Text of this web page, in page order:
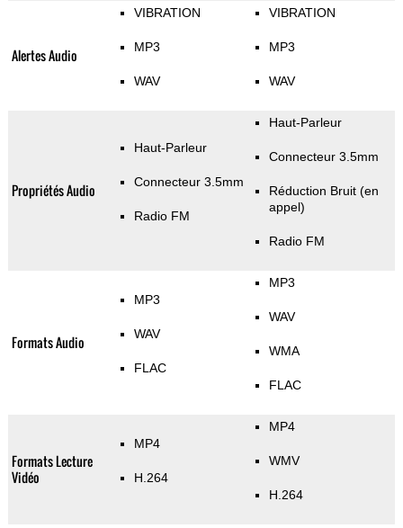
Alertes Audio
VIBRATION
MP3
WAV
VIBRATION
MP3
WAV
Propriétés Audio
Haut-Parleur
Connecteur 3.5mm
Radio FM
Haut-Parleur
Connecteur 3.5mm
Réduction Bruit (en
appel)
Radio FM
Formats Audio
MP3
WAV
FLAC
MP3
WAV
WMA
FLAC
Formats Lecture
Vidéo
MP4
H.264
MP4
WMV
H.264